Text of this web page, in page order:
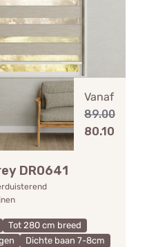
Vanaf
89.00
80.10
DR0641
Tot 280 cm breed
Dichte baan 7-8cm